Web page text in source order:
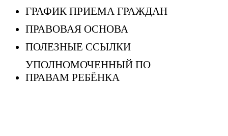
ГРАФИК ПРИЕМА ГРАЖДАН
ПРАВОВАЯ ОСНОВА
ПОЛЕЗНЫЕ ССЫЛКИ
УПОЛНОМОЧЕННЫЙ ПО
ПРАВАМ РЕБЁНКА